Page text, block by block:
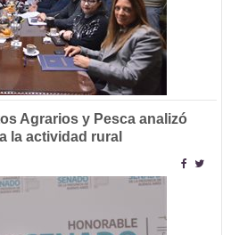
Agrarios y Pesca analizó
la actividad rural